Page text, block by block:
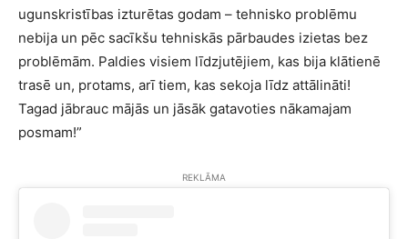
ugunskristības izturētas godam – tehnisko problēmu
nebija un pēc sacīkšu tehniskās pārbaudes izietas bez
problēmām. Paldies visiem līdzjutējiem, kas bija klātienē
trasē un, protams, arī tiem, kas sekoja līdz attālināti!
Tagad jābrauc mājās un jāsāk gatavoties nākamajam
posmam!”
REKLĀMA